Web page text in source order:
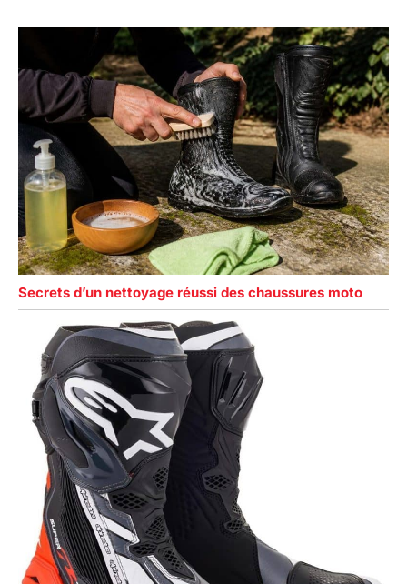
Secrets d’un nettoyage réussi des chaussures moto